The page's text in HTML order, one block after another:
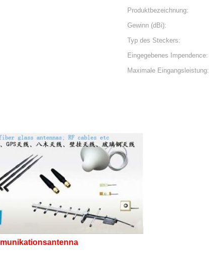
Produktbezeichnung:
Gewinn (dBi):
Typ des Steckers:
Eingegebenes Impendence:
Maximale Eingangsleistung: